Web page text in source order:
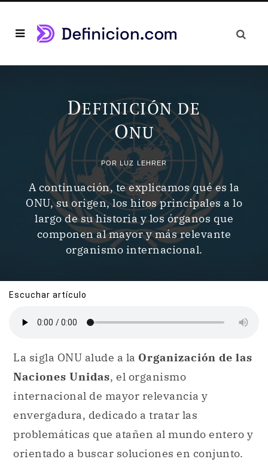
DEFINICIÓN DE
ONU
POR LUZ LEHRER
A continuación, te explicamos qué es la
ONU, su origen, los hitos principales a lo
largo de su historia y los órganos que
componen al mayor y más relevante
organismo internacional.
Escuchar artículo
La sigla ONU alude a la Organización de las
Naciones Unidas, el organismo
internacional de mayor relevancia y
envergadura, dedicado a tratar las
problemáticas que atañen al mundo entero y
orientado a buscar soluciones en conjunto.